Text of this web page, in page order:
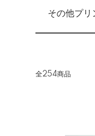
その他プリ
全254商品